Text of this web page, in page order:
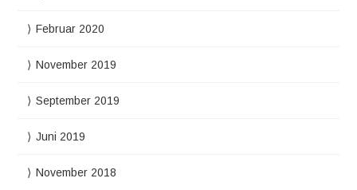
Februar 2020
November 2019
September 2019
Juni 2019
November 2018